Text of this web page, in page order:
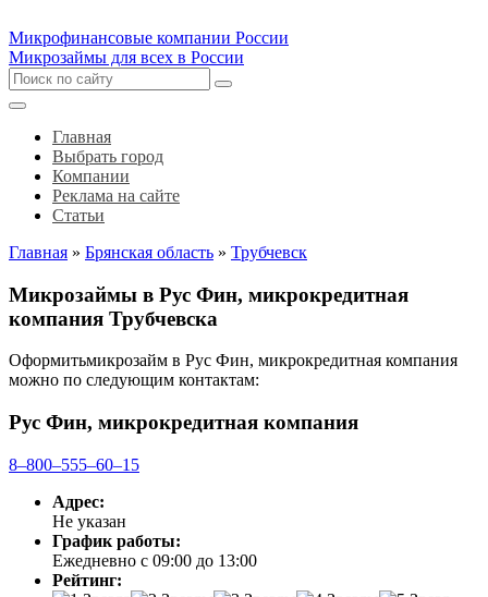
Микрофинансовые компании России
Микрозаймы для всех в России
Главная
Выбрать город
Компании
Реклама на сайте
Статьи
Главная » Брянская область » Трубчевск
Микрозаймы в Рус Фин, микрокредитная
компания Трубчевска
Оформитьмикрозайм в Рус Фин, микрокредитная компания
можно по следующим контактам:
Рус Фин, микрокредитная компания
8‒800‒555‒60‒15
Адрес:
Не указан
График работы:
Ежедневно с 09:00 до 13:00
Рейтинг: